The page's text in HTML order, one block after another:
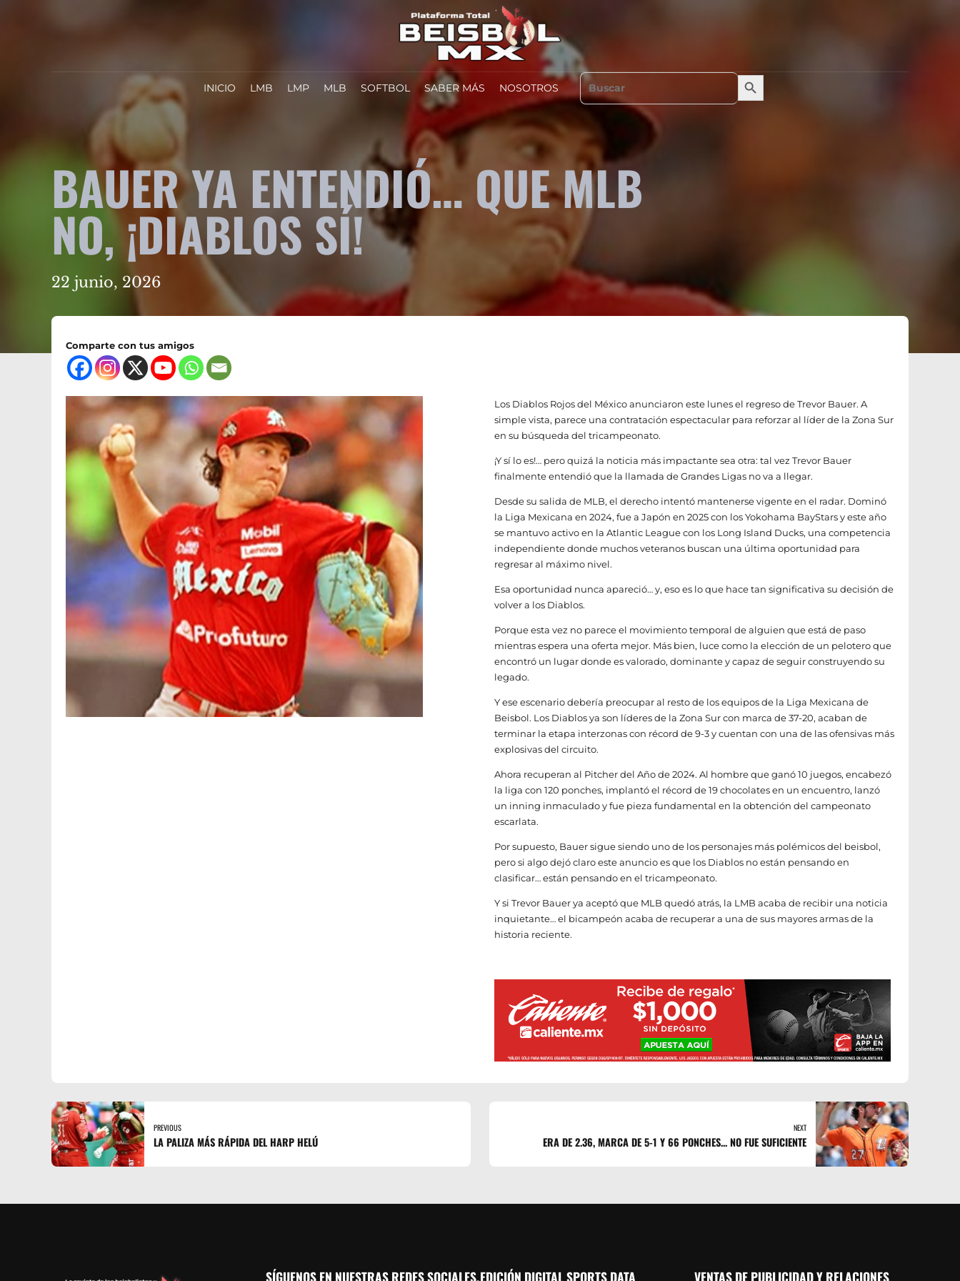
INICIO LMB LMP MLB SOFTBOL SABER MÁS NOSOTROS
Search Search Button
BAUER YA ENTENDIÓ… QUE MLB
NO, ¡DIABLOS SÍ!
22 junio, 2026
Comparte con tus amigos
Los Diablos Rojos del México anunciaron este lunes el regreso de Trevor Bauer. A
simple vista, parece una contratación espectacular para reforzar al líder de la Zona Sur
en su búsqueda del tricampeonato.
¡Y sí lo es!… pero quizá la noticia más impactante sea otra: tal vez Trevor Bauer
finalmente entendió que la llamada de Grandes Ligas no va a llegar.
Desde su salida de MLB, el derecho intentó mantenerse vigente en el radar. Dominó
la Liga Mexicana en 2024, fue a Japón en 2025 con los Yokohama BayStars y este año
se mantuvo activo en la Atlantic League con los Long Island Ducks, una competencia
independiente donde muchos veteranos buscan una última oportunidad para
regresar al máximo nivel.
Esa oportunidad nunca apareció… y, eso es lo que hace tan significativa su decisión de
volver a los Diablos.
Porque esta vez no parece el movimiento temporal de alguien que está de paso
mientras espera una oferta mejor. Más bien, luce como la elección de un pelotero que
encontró un lugar donde es valorado, dominante y capaz de seguir construyendo su
legado.
Y ese escenario debería preocupar al resto de los equipos de la Liga Mexicana de
Beisbol. Los Diablos ya son líderes de la Zona Sur con marca de 37-20, acaban de
terminar la etapa interzonas con récord de 9-3 y cuentan con una de las ofensivas más
explosivas del circuito.
Ahora recuperan al Pitcher del Año de 2024. Al hombre que ganó 10 juegos, encabezó
la liga con 120 ponches, implantó el récord de 19 chocolates en un encuentro, lanzó
un inning inmaculado y fue pieza fundamental en la obtención del campeonato
escarlata.
Por supuesto, Bauer sigue siendo uno de los personajes más polémicos del beisbol,
pero si algo dejó claro este anuncio es que los Diablos no están pensando en
clasificar… están pensando en el tricampeonato.
Y si Trevor Bauer ya aceptó que MLB quedó atrás, la LMB acaba de recibir una noticia
inquietante… el bicampeón acaba de recuperar a una de sus mayores armas de la
historia reciente.
PREVIOUS
LA PALIZA MÁS RÁPIDA DEL HARP HELÚ
NEXT
ERA DE 2.36, MARCA DE 5-1 Y 66 PONCHES... NO FUE SUFICIENTE
SÍGUENOS EN NUESTRAS REDES SOCIALES,EDICIÓN DIGITAL SPORTS DATA VENTAS DE PUBLICIDAD Y RELACIONES